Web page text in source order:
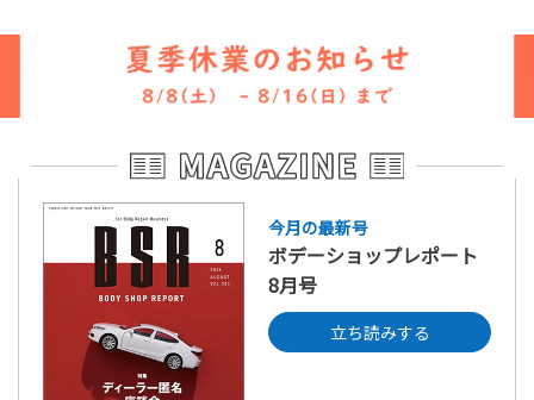
今月の最新号
ボデーショップレポート
8月号
立ち読みする